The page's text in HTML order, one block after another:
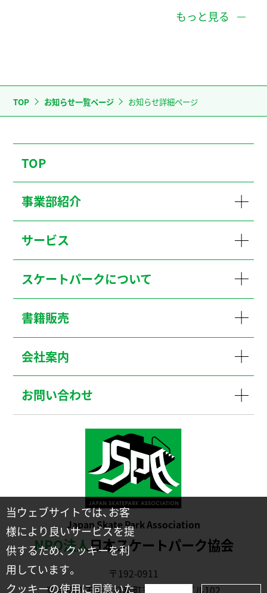
もっと見る
TOP お知らせ一覧ページ お知らせ詳細ページ
Japan Skate Park Association
NPO法人日本スケートパーク協会
〒192-0911
東京都八王子市打越町331-2川幡ビル102
TOP
事業部紹介
サービス
スケートパークについて
書籍販売
会社案内
お問い合わせ
当ウェブサイトでは、お客
様により良いサービスを提
供するため、クッキーを利
用しています。
クッキーの使用に同意いた